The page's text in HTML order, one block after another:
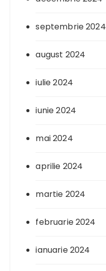
septembrie 2024
august 2024
iulie 2024
iunie 2024
mai 2024
aprilie 2024
martie 2024
februarie 2024
ianuarie 2024